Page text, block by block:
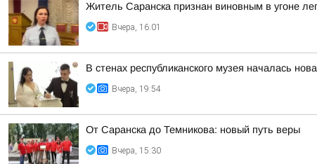
Житель Саранска признан виновным в угоне
Вчера, 16:01
В стенах республиканского музея началась
Вчера, 19:54
От Саранска до Темникова: новый путь веры
Вчера, 15:30